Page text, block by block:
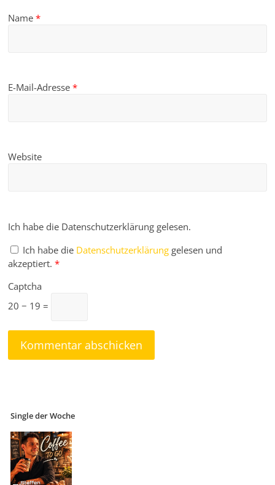
Name*
E-Mail-Adresse*
Website
Ich habe die Datenschutzerklärung gelesen.
Ich habe die Datenschutzerklärung gelesen und
akzeptiert. *
Captcha
20 − 19 =
Single der Woche